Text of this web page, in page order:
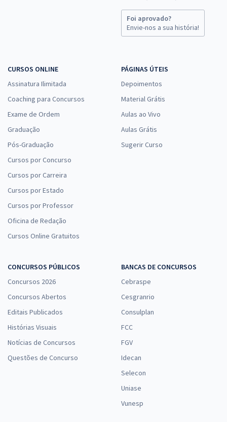
Foi aprovado?
Envie-nos a sua história!
CURSOS ONLINE
Assinatura Ilimitada
Coaching para Concursos
Exame de Ordem
Graduação
Pós-Graduação
Cursos por Concurso
Cursos por Carreira
Cursos por Estado
Cursos por Professor
Oficina de Redação
Cursos Online Gratuitos
PÁGINAS ÚTEIS
Depoimentos
Material Grátis
Aulas ao Vivo
Aulas Grátis
Sugerir Curso
CONCURSOS PÚBLICOS
Concursos 2026
Concursos Abertos
Editais Publicados
Histórias Visuais
Notícias de Concursos
Questões de Concurso
BANCAS DE CONCURSOS
Cebraspe
Cesgranrio
Consulplan
FCC
FGV
Idecan
Selecon
Uniase
Vunesp